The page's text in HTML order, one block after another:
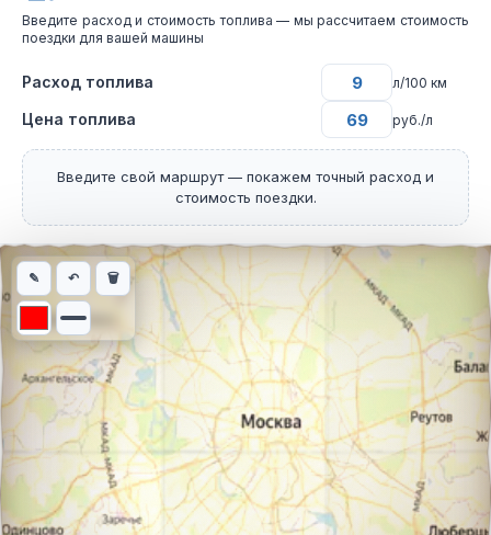
Введите расход и стоимость топлива — мы рассчитаем стоимость
поездки для вашей машины
Расход топлива л/100 км
Цена топлива руб./л
Введите свой маршрут — покажем точный расход и
стоимость поездки.
Интерактивная карта автомобильного маршрута из города
✎ ↶ 🗑